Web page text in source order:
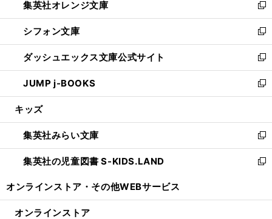
く
で
開
く
ド
ウ
で
開
く
い
ウ
ィ
ン
ド
ウ
で
開
集英社オレンジ文庫
新
し
い
ウ
ィ
ン
ド
ウ
開
く
シフォン文庫
新
し
い
ウ
ィ
ン
ウ
で
開
く
ダッシュエックス文庫公式サイト
新
し
い
ウ
ン
ド
ウ
で
JUMP j-BOOKS
新
し
ウ
ィ
ン
ド
開
キッズ
集英社みらい文庫
新
し
い
ン
集英社の児童図書 S-KIDS.LAND
新
ウ
オンラインストア・ その他WEBサービス
オンラインストア